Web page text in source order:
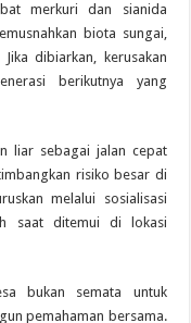
merkuri dan sianida
biota sungai,
dibiarkan, kerusakan
berikutnya yang
liar sebagai jalan cepat
risiko besar di
melalui sosialisasi
saat ditemui di lokasi
bukan semata untuk
pemahaman bersama.